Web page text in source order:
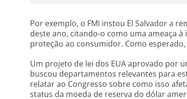
Por exemplo, o FMI instou El Salvador a
deste ano, citando-o como uma ameaça
proteção ao consumidor. Como
Um projeto de lei dos EUA aprovado por
buscou departamentos relevantes para
relatar ao Congresso sobre como isso
status da moeda de reserva do dólar